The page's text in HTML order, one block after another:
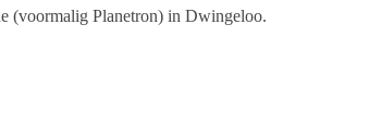
(voormalig Planetron) in Dwingeloo.